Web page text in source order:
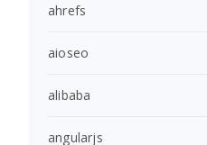
ahrefs
aioseo
alibaba
angularjs